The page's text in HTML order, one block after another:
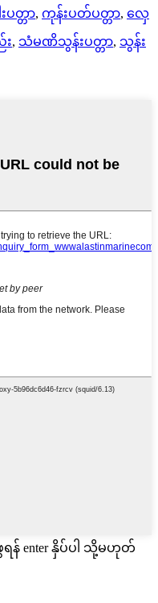
တ္တာ, ကုန်းပတ်ပတ္တာ, လှေ
း, သံမဏိသွန်းပတ္တာ, သွန်း
ရန် enter နှိပ်ပါ သို့မဟုတ်